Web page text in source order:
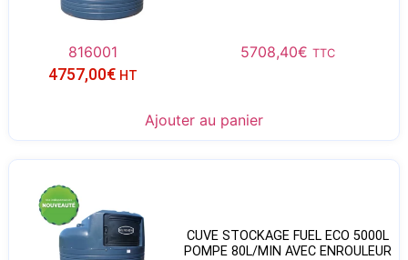
816001 5708,40€ TTC
4757,00€ HT
Ajouter au panier
CUVE STOCKAGE FUEL ECO 5000L
POMPE 80L/MIN AVEC ENROULEUR